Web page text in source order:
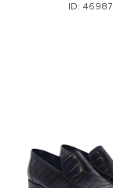
ID: 46987